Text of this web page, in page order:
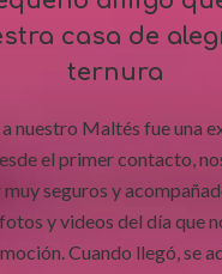
Nunca imaginé que un
tanta alegría a nuestra
contacto, todo fue
nos enviaron fotos y
dio mucha tranquilidad.
a primera vista: dulce,